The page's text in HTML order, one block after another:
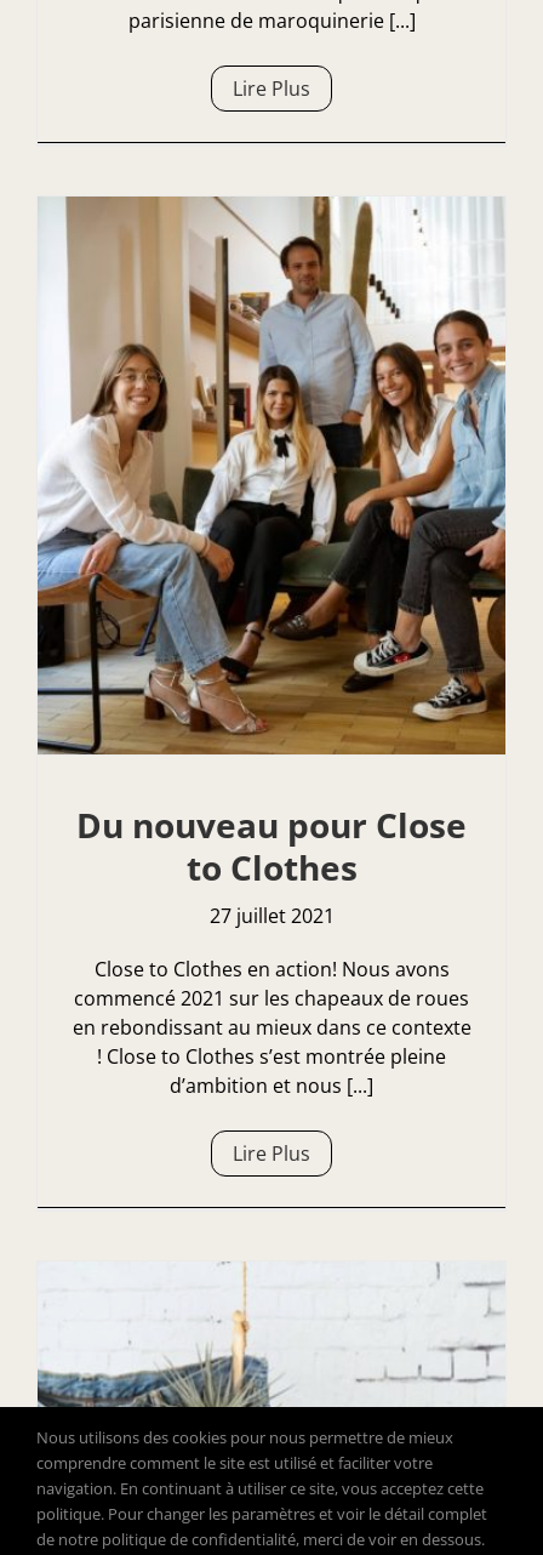
parisienne de maroquinerie [...]
Lire Plus
Du nouveau pour Close
to Clothes
27 juillet 2021
Close to Clothes en action! Nous avons
commencé 2021 sur les chapeaux de roues
en rebondissant au mieux dans ce contexte
! Close to Clothes s’est montrée pleine
d’ambition et nous [...]
Lire Plus
Nous utilisons des cookies pour nous permettre de mieux
comprendre comment le site est utilisé et faciliter votre
navigation. En continuant à utiliser ce site, vous acceptez cette
politique. Pour changer les paramètres et voir le détail complet
de notre politique de confidentialité, merci de voir en dessous.